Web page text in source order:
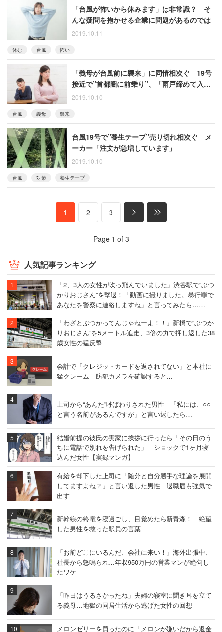
「台風が怖いから休みます」は非常識？ そ
んな疑問を抱かせる企業に問題があるのでは
2019.10.11
休む 台風 怖い
「義母が台風前に襲来」に同情相次ぐ 19号
接近で”首都圏に前乗り”、「雨戸締めて入れ
ない様にするしか無い」という声も
2019.10.10
台風 義母 襲来
台風19号で”養生テープ”売り切れ相次ぐ メ
ーカー「注文が急増しています」
2019.10.10
台風 対策 養生テープ
1 2 3
Page 1 of 3
人気記事ランキング
「2、3人の女性が吹っ飛んでいました」渋谷駅で“ぶつ
かりおじさん”を撃退！「動画に撮りました。暴行罪で
あなたを警察に連絡しますね」と言ってみたら……
「わざとぶつかってんじゃねーよ！！」新橋で“ぶつか
りおじさん”を5メートル追走、3倍の力で押し返した38
歳女性の猛反撃
会計で「クレジットカードを返されてない」と本社に
猛クレーム 防犯カメラを確認すると…
上司から“あんた”呼ばわりされた男性 「私には、○○
と言う名前があるんですが」と言い返したら…
結婚前提の彼氏の実家に挨拶に行ったら「その日のう
ちに電話で別れを告げられた」 ショックで1ヶ月寝
込んだ女性【実録マンガ】
有給を却下した上司に「随分と自分勝手な理論を展開
してますよね？」と言い返した男性 退職届も強気で
出す
新幹線の終電を寝過ごし、目覚めたら新青森！ 絶望
した男性を救った駅員の言葉
「お前どこにいるんだ、会社に来い！」海外出張中、
社長から怒鳴られ…年収950万円の営業マンが絶句し
たワケ
「昨日はうるさかったね」夫婦の寝室に聞き耳を立て
る義母…地獄の同居生活から逃げた女性の回想
メロンゼリーを買ったのに「メロンが嫌いだから返金